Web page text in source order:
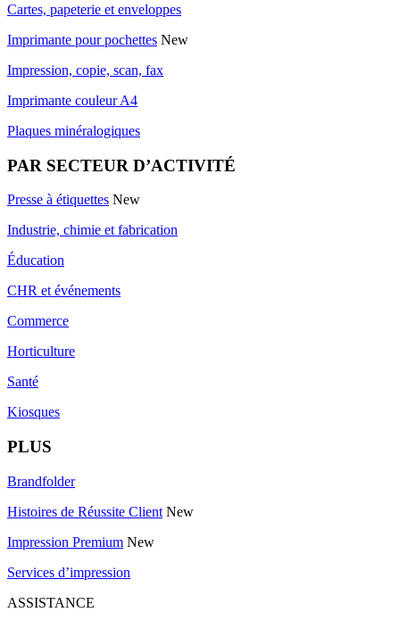
Cartes, papeterie et enveloppes
Imprimante pour pochettes New
Impression, copie, scan, fax
Imprimante couleur A4
Plaques minéralogiques
PAR SECTEUR D’ACTIVITÉ
Presse à étiquettes New
Industrie, chimie et fabrication
Éducation
CHR et événements
Commerce
Horticulture
Santé
Kiosques
PLUS
Brandfolder
Histoires de Réussite Client New
Impression Premium New
Services d’impression
ASSISTANCE